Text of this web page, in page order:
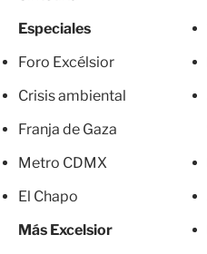
Especiales
Foro Excélsior
Crisis ambiental
Franja de Gaza
Metro CDMX
El Chapo
Más Excelsior